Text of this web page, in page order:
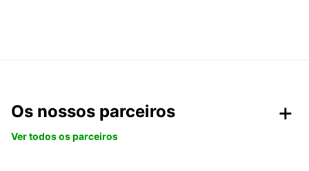
Os nossos parceiros
Ver todos os parceiros